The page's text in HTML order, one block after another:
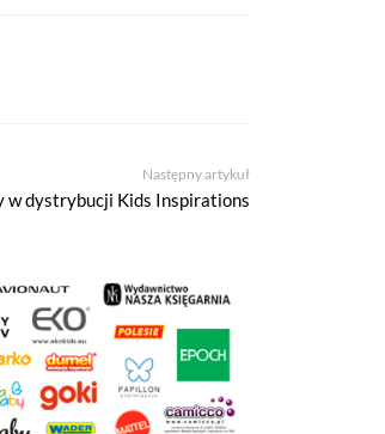
Następny artykuł
w dystrybucji Kids Inspirations
informacje na temat Twojej aktywności na
Dane te pomagają nam lepiej rozumieć
możesz wyłączyć pliki cookies związane z
tych serwisów wykorzystują do swojego
dostęp do informacji gromadzonych w